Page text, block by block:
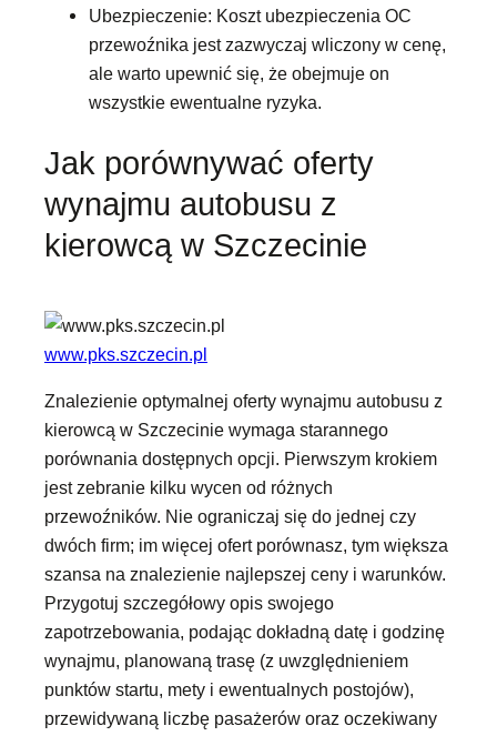
Ubezpieczenie: Koszt ubezpieczenia OC
przewoźnika jest zazwyczaj wliczony w cenę,
ale warto upewnić się, że obejmuje on
wszystkie ewentualne ryzyka.
Jak porównywać oferty
wynajmu autobusu z
kierowcą w Szczecinie
www.pks.szczecin.pl
Znalezienie optymalnej oferty wynajmu autobusu z
kierowcą w Szczecinie wymaga starannego
porównania dostępnych opcji. Pierwszym krokiem
jest zebranie kilku wycen od różnych
przewoźników. Nie ograniczaj się do jednej czy
dwóch firm; im więcej ofert porównasz, tym większa
szansa na znalezienie najlepszej ceny i warunków.
Przygotuj szczegółowy opis swojego
zapotrzebowania, podając dokładną datę i godzinę
wynajmu, planowaną trasę (z uwzględnieniem
punktów startu, mety i ewentualnych postojów),
przewidywaną liczbę pasażerów oraz oczekiwany